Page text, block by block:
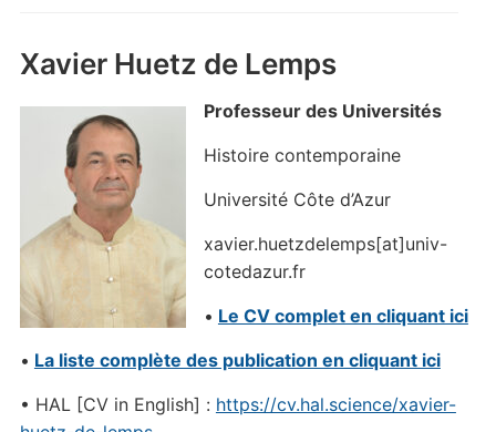
Xavier Huetz de Lemps
Professeur des Universités
Histoire contemporaine
Université Côte d’Azur
xavier.huetzdelemps[at]univ-
cotedazur.fr
• Le CV complet en cliquant ici
• La liste complète des publication en cliquant ici
• HAL [CV in English] : https://cv.hal.science/xavier-